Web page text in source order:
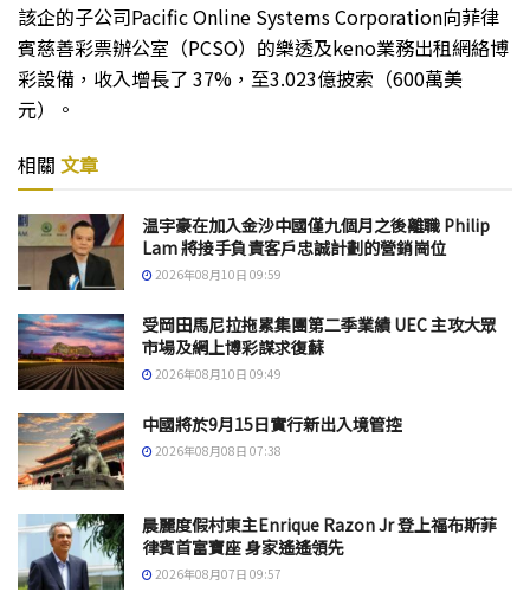
該企的子公司Pacific Online Systems Corporation向菲律
賓慈善彩票辦公室（PCSO）的樂透及keno業務出租網絡博
彩設備，收入增長了 37%，至3.023億披索（600萬美
元）。
相關 文章
温宇豪在加入金沙中國僅九個月之後離職 Philip
Lam 將接手負責客戶忠誠計劃的營銷崗位
2026年08月10日 09:59
受岡田馬尼拉拖累集團第二季業績 UEC 主攻大眾
市場及網上博彩謀求復蘇
2026年08月10日 09:49
中國將於9月15日實行新出入境管控
2026年08月08日 07:38
晨麗度假村東主Enrique Razon Jr 登上福布斯菲
律賓首富寶座 身家遙遙領先
2026年08月07日 09:57